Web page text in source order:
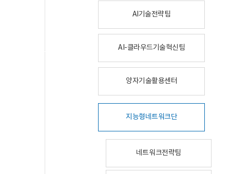
AI기술전략팀
AI-클라우드기술혁신팀
양자기술활용센터
지능형네트워크단
네트워크전략팀